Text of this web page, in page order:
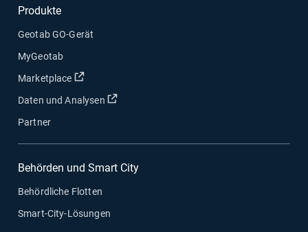
Produkte
Geotab GO-Gerät
MyGeotab
Marketplace
In neuem Fenster öffnen
Daten und Analysen In neuem Fenster öffnen
Partner
Behörden und Smart City
Behördliche Flotten
Smart-City-Lösungen